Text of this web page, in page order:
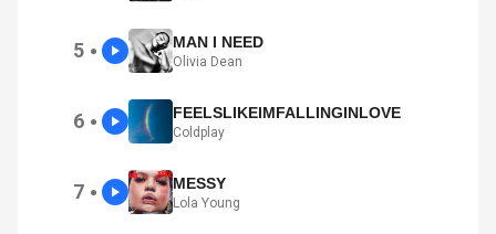
5 ● MAN I NEED
Olivia Dean
6 ● FEELSLIKEIMFALLINGINLOVE
Coldplay
7 ● MESSY
Lola Young